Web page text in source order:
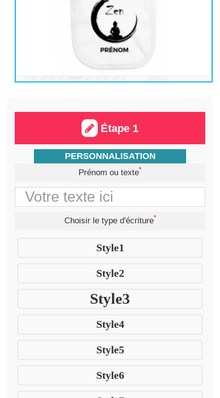
Étape 1
PERSONNALISATION
Prénom ou texte*
Choisir le type d'écriture*
Style1
Style2
Style3
Style4
Style5
Style6